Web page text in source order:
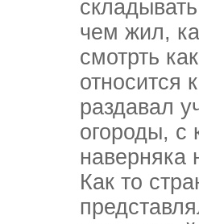
чем жил,
смотрть
относится
раздавал
огороды, с
наверняка
Как то